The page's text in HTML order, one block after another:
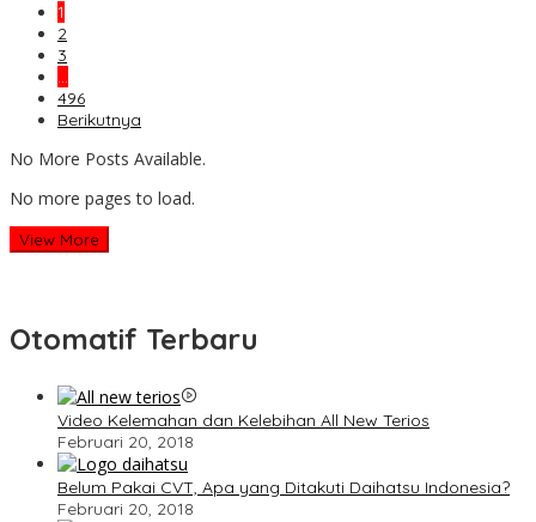
1
2
3
…
496
Berikutnya
No More Posts Available.
No more pages to load.
View More
Otomatif Terbaru
Video Kelemahan dan Kelebihan All New Terios
Februari 20, 2018
Belum Pakai CVT, Apa yang Ditakuti Daihatsu Indonesia?
Februari 20, 2018